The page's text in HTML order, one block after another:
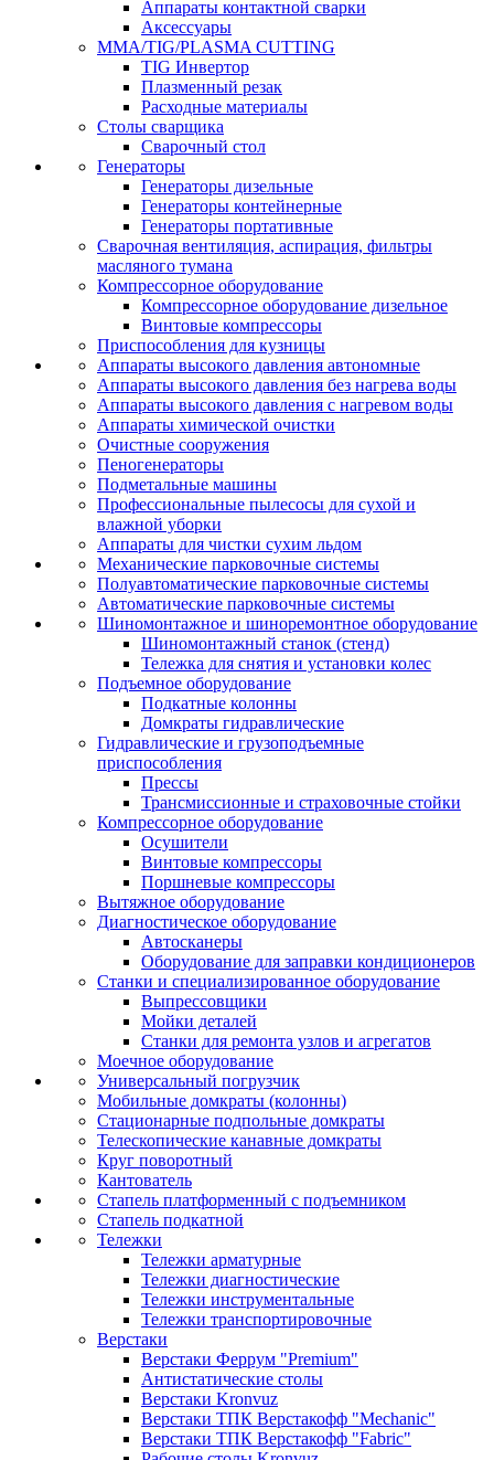
Аппараты контактной сварки
Аксессуары
MMA/TIG/PLASMA CUTTING
TIG Инвертор
Плазменный резак
Расходные материалы
Столы сварщика
Сварочный стол
Генераторы
Генераторы дизельные
Генераторы контейнерные
Генераторы портативные
Сварочная вентиляция, аспирация, фильтры
масляного тумана
Компрессорное оборудование
Компрессорное оборудование дизельное
Винтовые компрессоры
Приспособления для кузницы
Аппараты высокого давления автономные
Аппараты высокого давления без нагрева воды
Аппараты высокого давления с нагревом воды
Аппараты химической очистки
Очистные сооружения
Пеногенераторы
Подметальные машины
Профессиональные пылесосы для сухой и
влажной уборки
Аппараты для чистки сухим льдом
Механические парковочные системы
Полуавтоматические парковочные системы
Автоматические парковочные системы
Шиномонтажное и шиноремонтное оборудование
Шиномонтажный станок (стенд)
Тележка для снятия и установки колес
Подъемное оборудование
Подкатные колонны
Домкраты гидравлические
Гидравлические и грузоподъемные
приспособления
Прессы
Трансмиссионные и страховочные стойки
Компрессорное оборудование
Осушители
Винтовые компрессоры
Поршневые компрессоры
Вытяжное оборудование
Диагностическое оборудование
Автосканеры
Оборудование для заправки кондиционеров
Станки и специализированное оборудование
Выпрессовщики
Мойки деталей
Станки для ремонта узлов и агрегатов
Моечное оборудование
Универсальный погрузчик
Мобильные домкраты (колонны)
Стационарные подпольные домкраты
Телескопические канавные домкраты
Круг поворотный
Кантователь
Стапель платформенный с подъемником
Стапель подкатной
Тележки
Тележки арматурные
Тележки диагностические
Тележки инструментальные
Тележки транспортировочные
Верстаки
Верстаки Феррум "Premium"
Антистатические столы
Верстаки Kronvuz
Верстаки ТПК Верстакофф "Mechanic"
Верстаки ТПК Верстакофф "Fabric"